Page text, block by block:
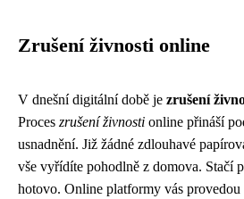
Zrušení živnosti online
V dnešní digitální době je zrušení
Proces zrušení živnosti online přináší
usnadnění. Již žádné zdlouhavé
vše vyřídíte pohodlně z domova. Stačí
hotovo. Online platformy vás provedou